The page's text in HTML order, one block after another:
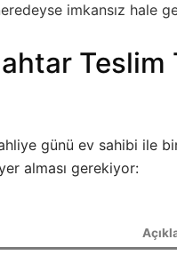
imkansız hale
Teslim
günü ev sahibi ile
alması gerekiyor: